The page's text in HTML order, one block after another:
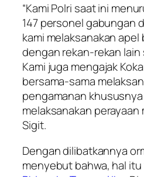
“Kami Polri saat ini
147 personel gabungan
kami melaksanakan
dengan rekan-rekan lain
Kami juga mengajak
bersama-sama
pengamanan
melaksanakan perayaan
Sigit.
Dengan dilibatkannya
menyebut bahwa, hal